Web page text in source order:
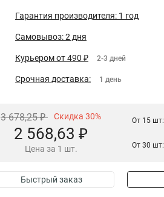
Гарантия производителя: 1 год
Самовывоз: 2 дня
Курьером от 490 ₽ 2-3 дней
Срочная доставка: 1 день
3 678,25 ₽ Скидка 30%
2 568,63 ₽
Цена за 1 шт.
От 15 шт:
От 30 шт:
Быстрый заказ